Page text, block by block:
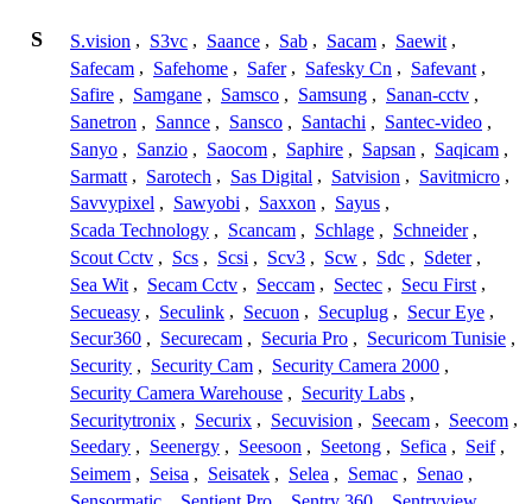
S S.vision , S3vc , Saance , Sab , Sacam , Saewit ,
Safecam , Safehome , Safer , Safesky Cn , Safevant ,
Safire , Samgane , Samsco , Samsung , Sanan-cctv ,
Sanetron , Sannce , Sansco , Santachi , Santec-video ,
Sanyo , Sanzio , Saocom , Saphire , Sapsan , Saqicam ,
Sarmatt , Sarotech , Sas Digital , Satvision , Savitmicro ,
Savvypixel , Sawyobi , Saxxon , Sayus ,
Scada Technology , Scancam , Schlage , Schneider ,
Scout Cctv , Scs , Scsi , Scv3 , Scw , Sdc , Sdeter ,
Sea Wit , Secam Cctv , Seccam , Sectec , Secu First ,
Secueasy , Seculink , Secuon , Secuplug , Secur Eye ,
Secur360 , Securecam , Securia Pro , Securicom Tunisie ,
Security , Security Cam , Security Camera 2000 ,
Security Camera Warehouse , Security Labs ,
Securitytronix , Securix , Secuvision , Seecam , Seecom ,
Seedary , Seenergy , Seesoon , Seetong , Sefica , Seif ,
Seimem , Seisa , Seisatek , Selea , Semac , Senao ,